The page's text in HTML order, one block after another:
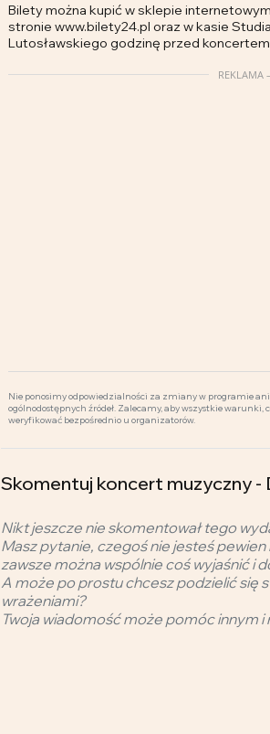
Bilety można kupić w sklepie
stronie www.bilety24.pl oraz w kasie
Lutosławskiego godzinę przed
REKLAMA
Nie ponosimy odpowiedzialności za zmiany w programie
ogólnodostępnych źródeł. Zalecamy, aby wszystkie
weryfikować bezpośrednio u organizatorów.
Skomentuj koncert muzyczny -
Nikt jeszcze nie skomentował tego
Masz pytanie, czegoś nie jesteś
zawsze można wspólnie coś wyjaśnić i
A może po prostu chcesz podzielić się
wrażeniami?
Twoja wiadomość może pomóc innym